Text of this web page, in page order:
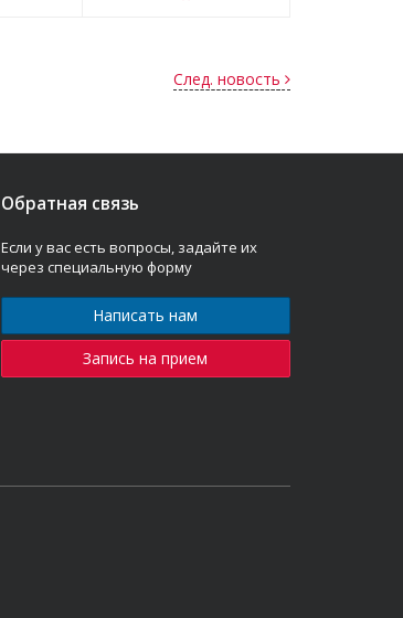
След. новость
Обратная связь
Если у вас есть вопросы, задайте их
через специальную форму
Написать нам
Запись на прием